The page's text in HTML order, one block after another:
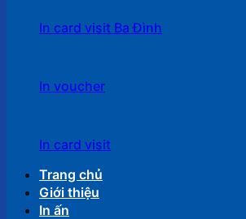
In card visit Ba Đình
In voucher
In card visit
Trang chủ
Giới thiệu
In ấn